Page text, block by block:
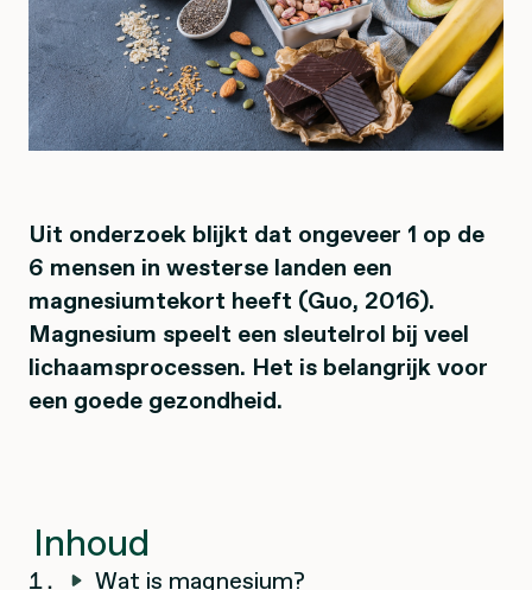
Uit onderzoek blijkt dat ongeveer 1 op de
6 mensen in westerse landen een
magnesiumtekort heeft (Guo, 2016).
Magnesium speelt een sleutelrol bij veel
lichaamsprocessen. Het is belangrijk voor
een goede gezondheid.
Inhoud
Wat is magnesium?